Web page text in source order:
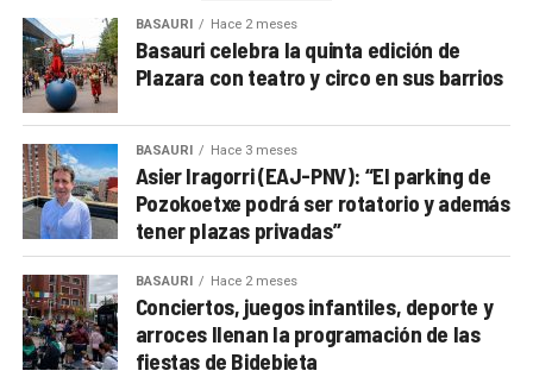
BASAURI Hace 2 meses
Basauri celebra la quinta edición de
Plazara con teatro y circo en sus barrios
BASAURI Hace 3 meses
Asier Iragorri (EAJ-PNV): “El parking de
Pozokoetxe podrá ser rotatorio y además
tener plazas privadas”
BASAURI Hace 2 meses
Conciertos, juegos infantiles, deporte y
arroces llenan la programación de las
fiestas de Bidebieta